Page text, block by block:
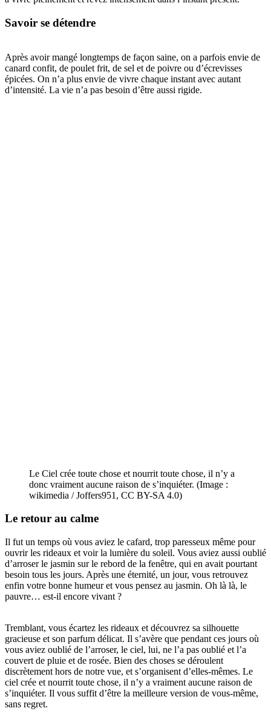
Savoir se détendre
Après avoir mangé longtemps de façon saine, on a parfois envie de
canard confit, de poulet frit, de sel et de poivre ou d’écrevisses
épicées. On n’a plus envie de vivre chaque instant avec autant
d’intensité. La vie n’a pas besoin d’être aussi rigide.
Le Ciel crée toute chose et nourrit toute chose, il n’y a
donc vraiment aucune raison de s’inquiéter. (Image :
wikimedia / Joffers951, CC BY-SA 4.0)
Le retour au calme
Il fut un temps où vous aviez le cafard, trop paresseux même pour
ouvrir les rideaux et voir la lumière du soleil. Vous aviez aussi oublié
d’arroser le jasmin sur le rebord de la fenêtre, qui en avait pourtant
besoin tous les jours. Après une éternité, un jour, vous retrouvez
enfin votre bonne humeur et vous pensez au jasmin. Oh là là, le
pauvre… est-il encore vivant ?
Tremblant, vous écartez les rideaux et découvrez sa silhouette
gracieuse et son parfum délicat. Il s’avère que pendant ces jours où
vous aviez oublié de l’arroser, le ciel, lui, ne l’a pas oublié et l’a
couvert de pluie et de rosée. Bien des choses se déroulent
discrètement hors de notre vue, et s’organisent d’elles-mêmes. Le
ciel crée et nourrit toute chose, il n’y a vraiment aucune raison de
s’inquiéter. Il vous suffit d’être la meilleure version de vous-même,
sans regret.